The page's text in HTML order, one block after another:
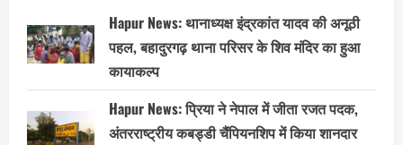
Hapur News: थानाध्यक्ष इंद्रकांत यादव की अनूठी
पहल, बहादुरगढ़ थाना परिसर के शिव मंदिर का हुआ
कायाकल्प
Hapur News: प्रिया ने नेपाल में जीता रजत पदक,
अंतरराष्ट्रीय कबड्डी चैंपियनशिप में किया शानदार